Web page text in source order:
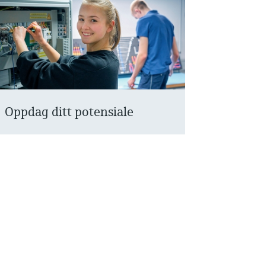
Oppdag ditt potensiale